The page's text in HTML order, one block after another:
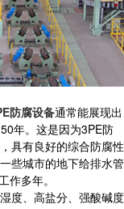
防腐设备通常能展现出
年。这是因为3PE防
具有良好的综合防腐性
些城市的地下给排水管
作多年。
度、高盐分、强酸碱度